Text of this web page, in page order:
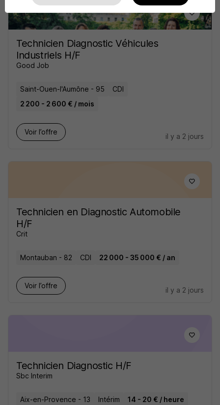
Technicien Diagnostic Véhicules
Industriels H/F
Good Job
Saint-Ouen-l'Aumône - 95
CDI
2 200 - 2 600 € / mois
Voir l’offre
il y a 2 jours
Technicien en Diagnostic Automobile
H/F
Crit
Montauban - 82 CDI 22 000 - 35 000 € / an
Voir l’offre
il y a 2 jours
Technicien Diagnostic H/F
Sbc Interim
Aix-en-Provence - 13 Intérim 14 - 20 € / heure